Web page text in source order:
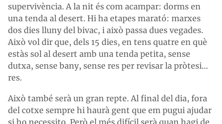
supervivència. A la nit és com acampar: dorms en
una tenda al desert. Hi ha etapes marató: marxes
dos dies lluny del bivac, i això passa dues vegades.
Això vol dir que, dels 15 dies, en tens quatre en què
estàs sol al desert amb una tenda petita, sense
dutxa, sense bany, sense res per revisar la pròtesi…
res.
Això també serà un gran repte. Al final del dia, fora
del cotxe sempre hi haurà gent que em pugui ajudar
si ho necessito. Però el més difícil serà quan hagi de